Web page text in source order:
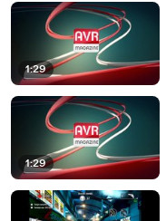
1:29
1:29